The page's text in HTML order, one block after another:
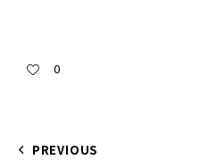
0
PREVIOUS